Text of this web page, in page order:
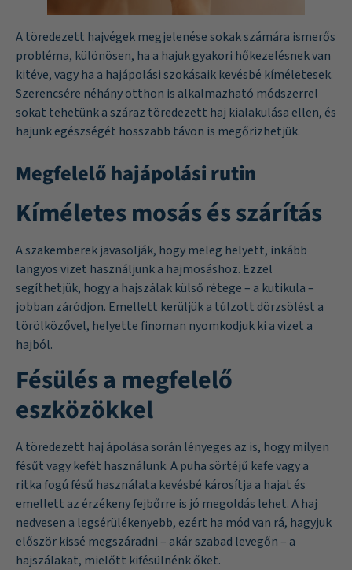
A töredezett hajvégek megjelenése sokak számára ismerős
probléma, különösen, ha a hajuk gyakori hőkezelésnek van
kitéve, vagy ha a hajápolási szokásaik kevésbé kíméletesek.
Szerencsére néhány otthon is alkalmazható módszerrel
sokat tehetünk a száraz töredezett haj kialakulása ellen, és
hajunk egészségét hosszabb távon is megőrizhetjük.
Megfelelő hajápolási rutin
Kíméletes mosás és szárítás
A szakemberek javasolják, hogy meleg helyett, inkább
langyos vizet használjunk a hajmosáshoz. Ezzel
segíthetjük, hogy a hajszálak külső rétege – a kutikula –
jobban záródjon. Emellett kerüljük a túlzott dörzsölést a
törölközővel, helyette finoman nyomkodjuk ki a vizet a
hajból.
Fésülés a megfelelő
eszközökkel
A töredezett haj ápolása során lényeges az is, hogy milyen
fésűt vagy kefét használunk. A puha sörtéjű kefe vagy a
ritka fogú fésű használata kevésbé károsítja a hajat és
emellett az érzékeny fejbőrre is jó megoldás lehet. A haj
nedvesen a legsérülékenyebb, ezért ha mód van rá, hagyjuk
először kissé megszáradni – akár szabad levegőn – a
hajszálakat, mielőtt kifésülnénk őket.